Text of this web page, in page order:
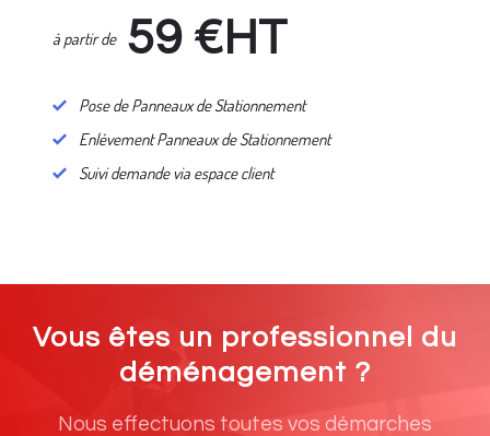
à partir de 59 €HT
Pose de Panneaux de Stationnement
Enlèvement Panneaux de Stationnement
Suivi demande via espace client
Vous êtes un professionnel du
déménagement ?
Nous effectuons toutes vos démarches